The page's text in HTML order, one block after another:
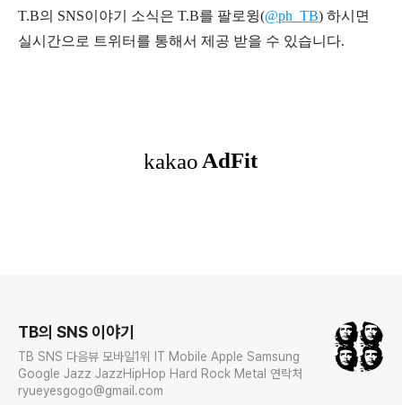
T.B의 SNS이야기 소식은 T.B를 팔로윙(@ph_TB) 하시면
실시간으로 트위터를 통해서 제공 받을 수 있습니다.
TB의 SNS 이야기
TB SNS 다음뷰 모바일1위 IT Mobile Apple Samsung
Google Jazz JazzHipHop Hard Rock Metal 연락처
ryueyesgogo@gmail.com